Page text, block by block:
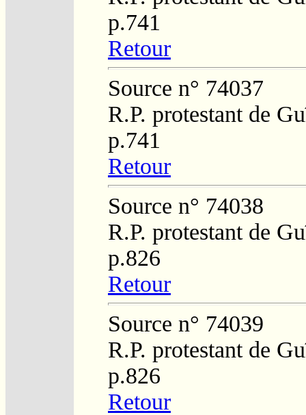
p.741
Retour
Source n° 74037
R.P. protestant de
p.741
Retour
Source n° 74038
R.P. protestant de
p.826
Retour
Source n° 74039
R.P. protestant de
p.826
Retour